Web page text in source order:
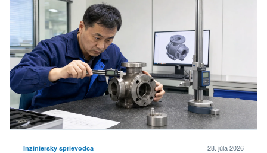
Inžiniersky sprievodca 28. júla 2026